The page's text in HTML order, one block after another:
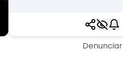
Denunciar